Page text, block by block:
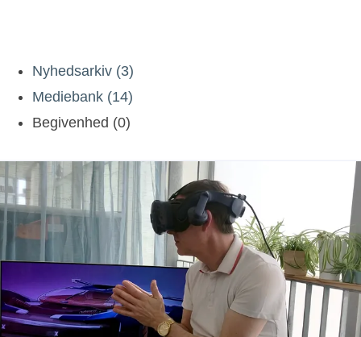
Nyhedsarkiv (3)
Mediebank (14)
Begivenhed (0)